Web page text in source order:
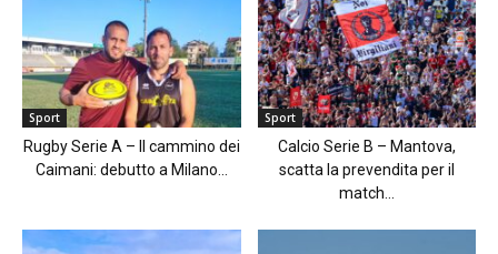
Sport
Rugby Serie A – Il cammino dei
Caimani: debutto a Milano...
Sport
Calcio Serie B – Mantova,
scatta la prevendita per il
match...